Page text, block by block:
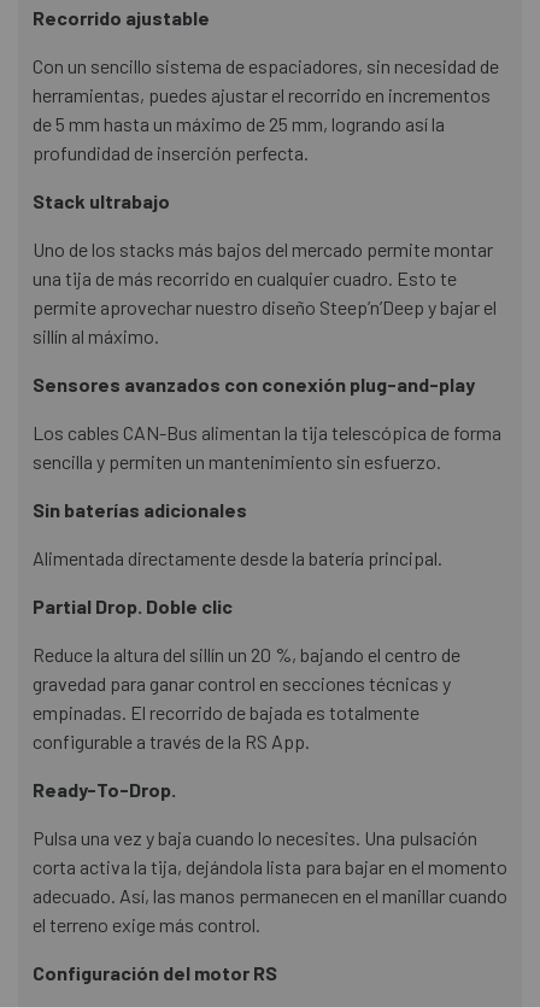
Recorrido ajustable
Con un sencillo sistema de espaciadores, sin necesidad de
herramientas, puedes ajustar el recorrido en incrementos
de 5 mm hasta un máximo de 25 mm, logrando así la
profundidad de inserción perfecta.
Stack ultrabajo
Uno de los stacks más bajos del mercado permite montar
una tija de más recorrido en cualquier cuadro. Esto te
permite aprovechar nuestro diseño Steep’n’Deep y bajar el
sillín al máximo.
Sensores avanzados con conexión plug-and-play
Los cables CAN-Bus alimentan la tija telescópica de forma
sencilla y permiten un mantenimiento sin esfuerzo.
Sin baterías adicionales
Alimentada directamente desde la batería principal.
Partial Drop. Doble clic
Reduce la altura del sillín un 20 %, bajando el centro de
gravedad para ganar control en secciones técnicas y
empinadas. El recorrido de bajada es totalmente
configurable a través de la RS App.
Ready-To-Drop.
Pulsa una vez y baja cuando lo necesites. Una pulsación
corta activa la tija, dejándola lista para bajar en el momento
adecuado. Así, las manos permanecen en el manillar cuando
el terreno exige más control.
Configuración del motor RS